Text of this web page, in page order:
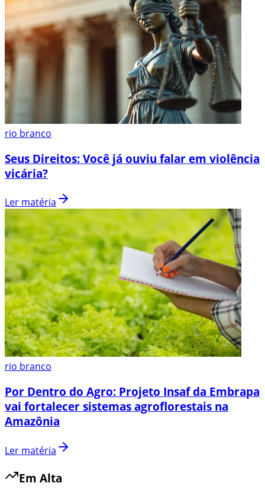
rio branco
Seus Direitos: Você já ouviu falar em violência
vicária?
Ler matéria
rio branco
Por Dentro do Agro: Projeto Insaf da Embrapa
vai fortalecer sistemas agroflorestais na
Amazônia
Ler matéria
Em Alta